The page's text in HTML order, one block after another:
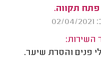
פתח תקווה.
השירות:
פנים והסרת שיער.